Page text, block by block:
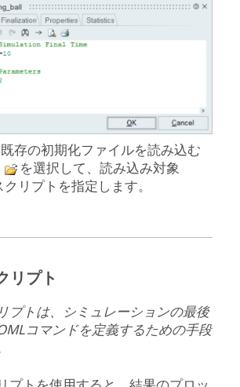
存の初期化ファイルを読み込む
を選択して、読み込み対象
リプトを指定します。
リプト
プトは、シミュレーションの最後
コマンドを定義するための手段